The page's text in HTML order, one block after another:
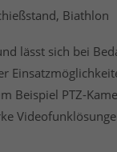
Biathlon
lässt sich bei
Beispiel PTZ-